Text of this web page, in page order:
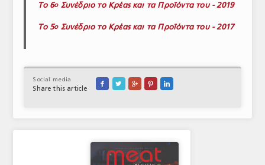
Το 6οΣυνέδριο το Κρέας και τα Προϊόντα του - 2019
Το 5οΣυνέδριο το Κρέας και τα Προϊόντα του - 2017
Social media
Share this article
    